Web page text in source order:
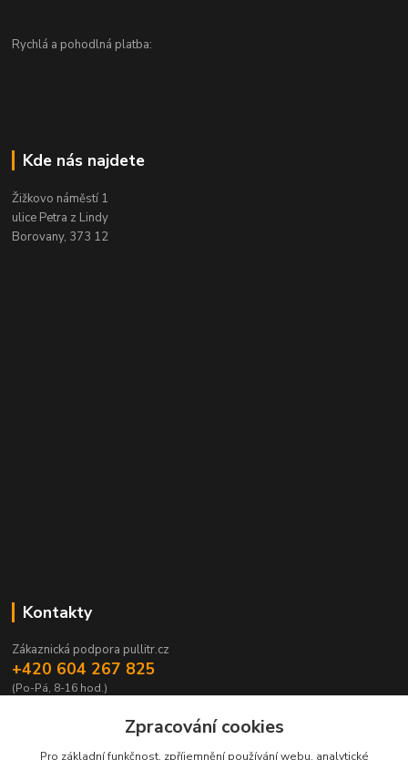
Rychlá a pohodlná platba:
Kde nás najdete
Žižkovo náměstí 1
ulice Petra z Lindy
Borovany, 373 12
Kontakty
Zákaznická podpora pullitr.cz
+420 604 267 825
(Po-Pá, 8-16 hod.)
Zpracování cookies
Pro základní funkčnost, zpříjemnění používání webu, analytické